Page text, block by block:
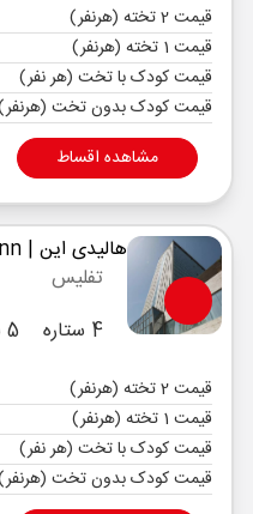
قیمت 2 تخته (هرنفر)
قیمت 1 تخته (هرنفر)
قیمت کودک با تخت (هر نفر)
قیمت کودک بدون تخت
مشاهده اقساط
هالیدی این | Holiday Inn
تفلیس
4 ستاره
5 شب
قیمت 2 تخته (هرنفر)
قیمت 1 تخته (هرنفر)
قیمت کودک با تخت (هر نفر)
قیمت کودک بدون تخت